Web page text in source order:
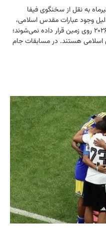
به نقل از سخنگوی فیفا
وجود عبارات مقدس اسلامی،
در مراسم پیش از مسابقات جام جهانی ۲۰۲۶ روی زمین قرار داده نمی‌شوند؛
اسلامی هستند. در مسابقات جام